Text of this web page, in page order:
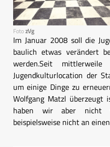
FotozVg
Im Januar 2008 soll die
baulich etwas verändert
werden.Seit
Jugendkulturlocation der
um einige Dinge zu
Wolfgang Matzl überzeugt
haben wir aber nicht
beispielsweise nicht an